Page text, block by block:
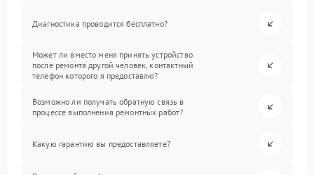
Диагностика проводится бесплатно?
Может ли вместо меня принять устройство
после ремонта другой человек, контактный
телефон которого я предоставлю?
Возможно ли получать обратную связь в
процессе выполнения ремонтных работ?
Какую гарантию вы предоставляете?